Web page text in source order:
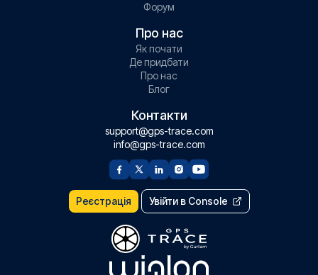
Форум
Про нас
Як почати
Де придбати
Про нас
Блог
Контакти
support@gps-trace.com
info@gps-trace.com
Реєстрація Увійти в Console